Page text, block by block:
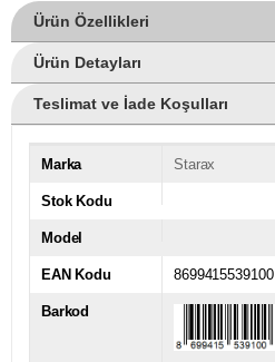
Ürün Özellikleri
Ürün Detayları
Teslimat ve İade Koşulları
Marka Starax
Stok Kodu
Model
EAN Kodu 8699415539100
Barkod